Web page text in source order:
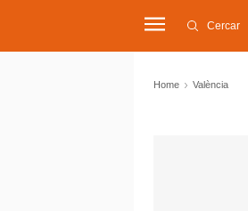
Cercar
Home València